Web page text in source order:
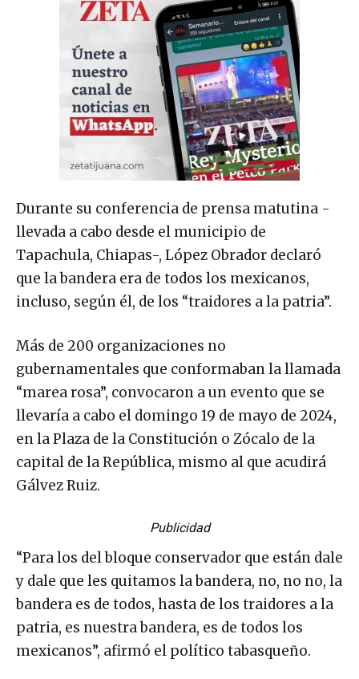
Durante su conferencia de prensa matutina -
llevada a cabo desde el municipio de
Tapachula, Chiapas-, López Obrador declaró
que la bandera era de todos los mexicanos,
incluso, según él, de los “traidores a la patria”.
Más de 200 organizaciones no
gubernamentales que conformaban la llamada
“marea rosa”, convocaron a un evento que se
llevaría a cabo el domingo 19 de mayo de 2024,
en la Plaza de la Constitución o Zócalo de la
capital de la República, mismo al que acudirá
Gálvez Ruiz.
Publicidad
“Para los del bloque conservador que están dale
y dale que les quitamos la bandera, no, no no, la
bandera es de todos, hasta de los traidores a la
patria, es nuestra bandera, es de todos los
mexicanos”, afirmó el político tabasqueño.